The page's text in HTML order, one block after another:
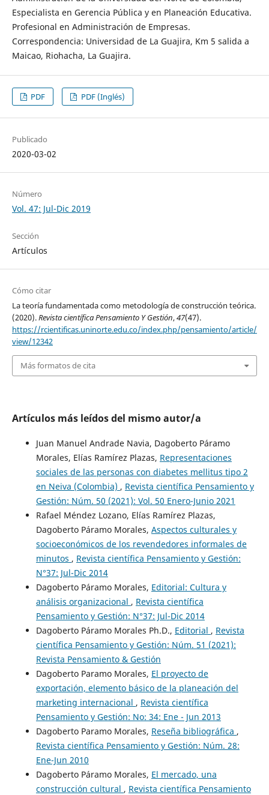
Especialista en Gerencia Pública y en Planeación Educativa.
Profesional en Administración de Empresas.
Correspondencia: Universidad de La Guajira, Km 5 salida a
Maicao, Riohacha, La Guajira.
PDF PDF (Inglés)
Publicado
2020-03-02
Número
Vol. 47: Jul-Dic 2019
Sección
Artículos
Cómo citar
La teoría fundamentada como metodología de construcción teórica.
(2020).Revista científica Pensamiento Y Gestión,47(47).
https://rcientificas.uninorte.edu.co/index.php/pensamiento/article/
view/12342
Más formatos de cita
Artículos más leídos del mismo autor/a
Juan Manuel Andrade Navia, Dagoberto Páramo
Morales, Elías Ramírez Plazas, Representaciones
sociales de las personas con diabetes mellitus tipo 2
en Neiva (Colombia) , Revista científica Pensamiento y
Gestión: Núm. 50 (2021): Vol. 50 Enero-Junio 2021
Rafael Méndez Lozano, Elías Ramírez Plazas,
Dagoberto Páramo Morales, Aspectos culturales y
socioeconómicos de los revendedores informales de
minutos , Revista científica Pensamiento y Gestión:
N°37: Jul-Dic 2014
Dagoberto Páramo Morales, Editorial: Cultura y
análisis organizacional , Revista científica
Pensamiento y Gestión: N°37: Jul-Dic 2014
Dagoberto Páramo Morales Ph.D., Editorial , Revista
científica Pensamiento y Gestión: Núm. 51 (2021):
Revista Pensamiento & Gestión
Dagoberto Paramo Morales, El proyecto de
exportación, elemento básico de la planeación del
marketing internacional , Revista científica
Pensamiento y Gestión: No: 34: Ene - Jun 2013
Dagoberto Paramo Morales, Reseña bibliográfica ,
Revista científica Pensamiento y Gestión: Núm. 28:
Ene-Jun 2010
Dagoberto Páramo Morales, El mercado, una
construcción cultural , Revista científica Pensamiento